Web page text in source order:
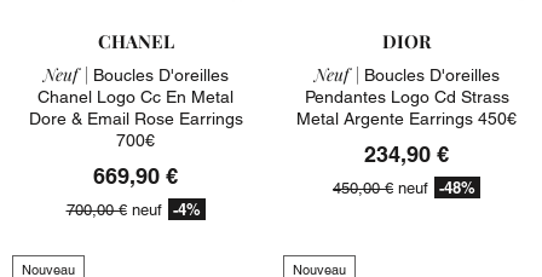
CHANEL
Neuf | Boucles D'oreilles
Chanel Logo Cc En Metal
Dore & Email Rose Earrings
700€
669,90 €
700,00 €neuf -4%
DIOR
Neuf | Boucles D'oreilles
Pendantes Logo Cd Strass
Metal Argente Earrings 450€
234,90 €
450,00 € neuf -48%
Nouveau Nouveau